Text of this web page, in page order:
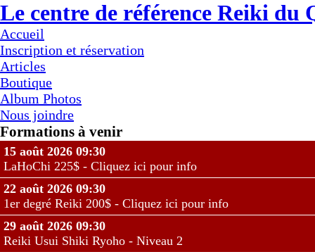
Le centre de référence Reiki du
Accueil
Inscription et réservation
Articles
Boutique
Album Photos
Nous joindre
Formations à venir
15 août 2026 09:30
LaHoChi 225$ - Cliquez ici pour info
22 août 2026 09:30
1er degré Reiki 200$ - Cliquez ici pour info
29 août 2026 09:30
Reiki Usui Shiki Ryoho - Niveau 2